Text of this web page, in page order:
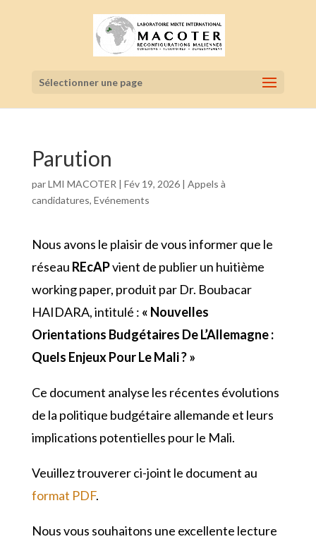
Sélectionner une page
Parution
parLMI MACOTER | Fév 19, 2026| Appels à
candidatures, Evénements
Nous avons le plaisir de vous informer que le
réseau REcAPvient de publier un huitième
working paper, produit par Dr. Boubacar
HAIDARA, intitulé : « Nouvelles
Orientations Budgétaires De L’Allemagne :
Quels Enjeux Pour Le Mali ? »
Ce document analyse les récentes évolutions
de la politique budgétaire allemande et leurs
implications potentielles pour le Mali.
Veuillez trouverer ci-joint le document au
format PDF.
Nous vous souhaitons une excellente lecture